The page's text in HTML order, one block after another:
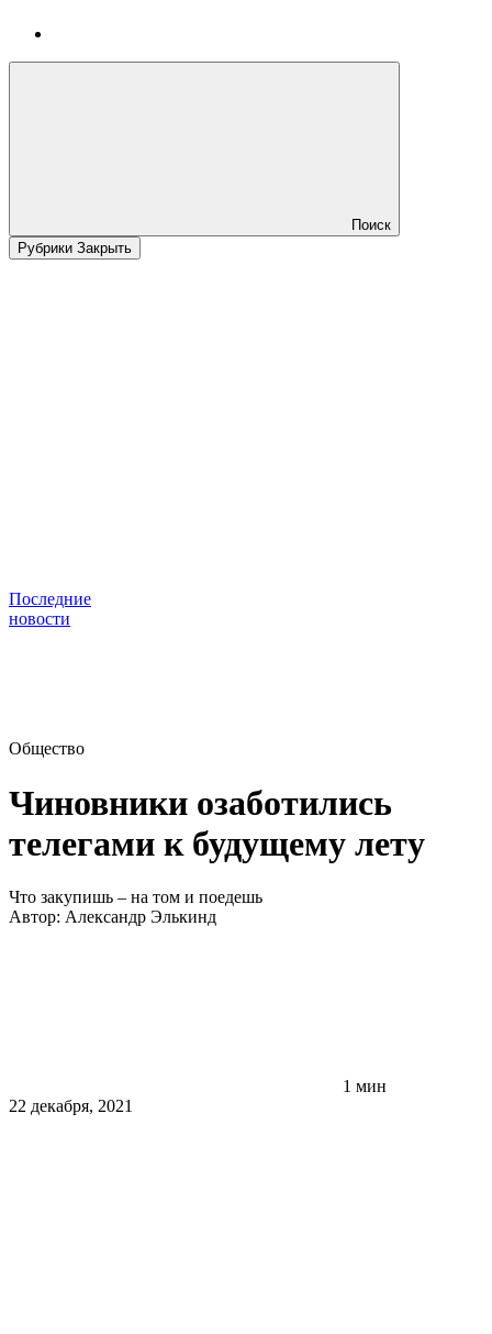
Поиск
Рубрики Закрыть
Последние
новости
Общество
Чиновники озаботились
телегами к будущему лету
Что закупишь – на том и поедешь
Автор: Александр Элькинд
1 мин
22 декабря, 2021